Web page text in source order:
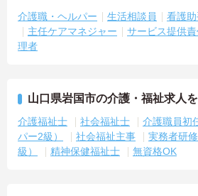
介護職・ヘルパー 生活相談員 看護
主任ケアマネジャー
サービス提供
理者
山口県岩国市の介護・福祉求人
介護福祉士 社会福祉士
介護職員初
パー2級）
社会福祉主事
実務者研
級）
精神保健福祉士 無資格OK